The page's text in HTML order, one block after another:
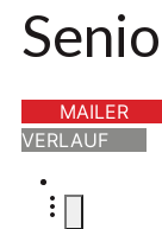
MAILER
VERLAUF